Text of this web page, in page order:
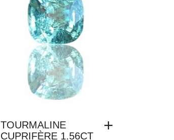
TOURMALINE
CUPRIFÈRE 1.56CT